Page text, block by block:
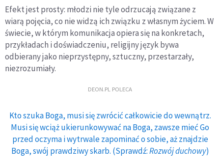
Efekt jest prosty: młodzi nie tyle odrzucają związane z
wiarą pojęcia, co nie widzą ich związku z własnym życiem. W
świecie, w którym komunikacja opiera się na konkretach,
przykładach i doświadczeniu, religijny język bywa
odbierany jako nieprzystępny, sztuczny, przestarzały,
niezrozumiały.
DEON.PL POLECA
Kto szuka Boga, musi się zwrócić całkowicie do wewnątrz.
Musi się wciąż ukierunkowywać na Boga, zawsze mieć Go
przed oczyma i wytrwale zapominać o sobie, aż znajdzie
Boga, swój prawdziwy skarb. (Sprawdź:Rozwój duchowy)